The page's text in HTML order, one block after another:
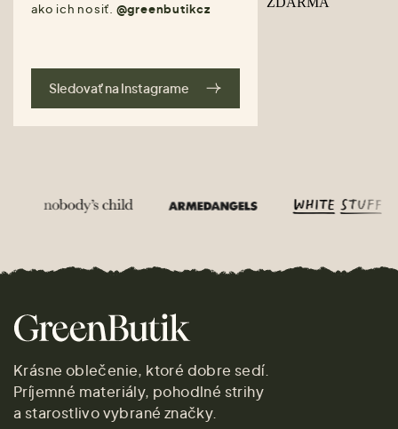
ako ich nosiť. @greenbutikcz
Sledovať na Instagrame
Krásne oblečenie, ktoré dobre sedí.
Príjemné materiály, pohodlné strihy
a starostlivo vybrané značky.